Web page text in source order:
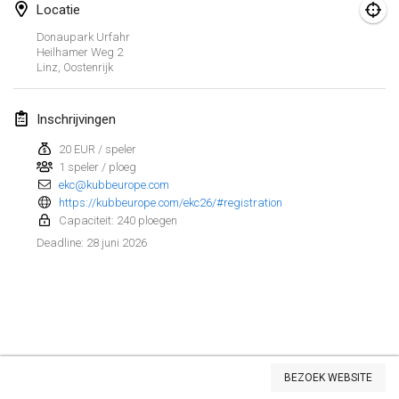
Weergave lijst
Locatie
Donaupark Urfahr
Heilhamer Weg 2
Linz Oostenrijk
Inschrijvingen
20 EUR / speler
1 speler / ploeg
ekc@kubbeurope.com
https://kubbeurope.com/ekc26/#registration
Capaciteit: 240 ploegen
Deadline: 28 juni 2026
BEZOEK WEBSITE
7 mrt. 2026|
West Coast Kubb Championships
15 mrt. 2026
North Carolina Kubb Championship
21 mrt. 2026|Verenigde Staten
april 2026